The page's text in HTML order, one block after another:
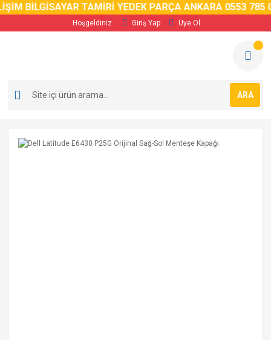
BİLGİSAYAR TAMİRİ YEDEK PARÇA ANKARA 0553 785 02
Hoşgeldiniz Giriş Yap Üye Ol
ARA